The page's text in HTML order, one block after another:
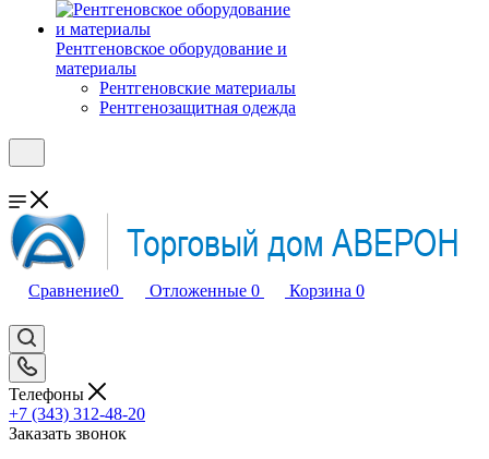
Рентгеновское оборудование и
материалы
Рентгеновские материалы
Рентгенозащитная одежда
Сравнение0 Отложенные 0 Корзина 0
Телефоны
+7 (343) 312-48-20
Заказать звонок